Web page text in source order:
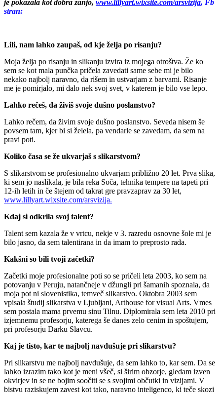
je pokazala kot dobra zanjo, www.lillyart.wixsite.com/arsvizija, Fb
stran:
Lili, nam lahko zaupaš, od kje želja po risanju?
Moja želja po risanju in slikanju izvira iz mojega otroštva. Že ko
sem se kot mala punčka pričela zavedati same sebe mi je bilo
nekako najbolj naravno, da rišem in ustvarjam z barvami. Risanje
me je pomirjalo, mi dalo nek svoj svet, v katerem je bilo vse lepo.
Lahko rečeš, da živiš svoje dušno poslanstvo?
Lahko rečem, da živim svoje dušno poslanstvo. Seveda nisem še
povsem tam, kjer bi si želela, pa vendarle se zavedam, da sem na
pravi poti.
Koliko časa se že ukvarjaš s slikarstvom?
S slikarstvom se profesionalno ukvarjam približno 20 let. Prva slika,
ki sem jo naslikala, je bila reka Soča, tehnika tempere na tapeti pri
12-ih letih in če štejem od takrat gre pravzaprav za 30 let,
www.lillyart.wixsite.com/arsvizija.
Kdaj si odkrila svoj talent?
Talent sem kazala že v vrtcu, nekje v 3. razredu osnovne šole mi je
bilo jasno, da sem talentirana in da imam to preprosto rada.
Kakšni so bili tvoji začetki?
Začetki moje profesionalne poti so se pričeli leta 2003, ko sem na
potovanju v Peruju, natančneje v džungli pri šamanih spoznala, da
moja pot ni slovenistika, temveč slikarstvo. Oktobra 2003 sem
vpisala študij slikarstva v Ljubljani, Arthouse for visual Arts. Vmes
sem postala mama prvemu sinu Tilnu. Diplomirala sem leta 2010 pri
izjemnemu profesorju, katerega še danes zelo cenim in spoštujem,
pri profesorju Darku Slavcu.
Kaj je tisto, kar te najbolj navdušuje pri slikarstvu?
Pri slikarstvu me najbolj navdušuje, da sem lahko to, kar sem. Da se
lahko izrazim tako kot je meni všeč, si širim obzorje, gledam izven
okvirjev in se ne bojim soočiti se s svojimi občutki in vizijami. V
bistvu raziskujem zavest kot tako, naravno inteligenco, ki teče skozi